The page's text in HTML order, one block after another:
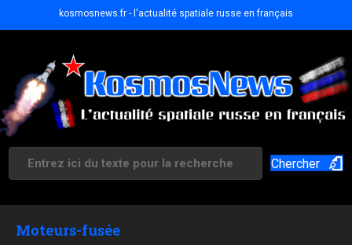
kosmosnews.fr - l'actualité spatiale russe en français
Chercher
Moteurs-fusée